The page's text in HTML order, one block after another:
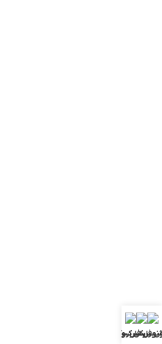
فارکس
فارکس
بررسی بروکرها